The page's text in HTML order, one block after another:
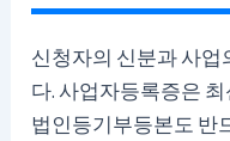
신청자의 신분과 사
다. 사업자등록증은
법인등기부등본도 반